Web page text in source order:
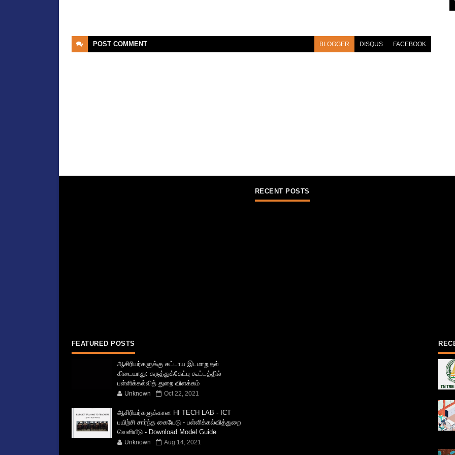
POST COMMENT BLOGGER DISQUS FACEBOOK
FEATURED POSTS
ஆசிரியர்களுக்கு கட்டாய இடமாறுதல்
கிடையாது: கருத்துக்கேட்பு கூட்டத்தில்
பள்ளிக்கல்வித் துறை விளக்கம்
Unknown Oct 22, 2021
ஆசிரியர்களுக்கான HI TECH LAB - ICT
பயிற்சி சார்ந்த கையேடு - பள்ளிக்கல்வித்துறை
வெளியீடு - Download Model Guide
Unknown Aug 14, 2021
RECENT POSTS